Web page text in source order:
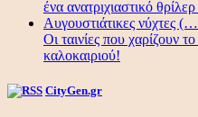
ένα ανατριχιαστικό
Αυγουστιάτικες νύχτες
Οι ταινίες που χαρίζουν
καλοκαιριού!
CityGen.gr